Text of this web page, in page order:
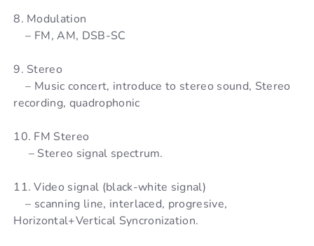
8. Modulation
– FM, AM, DSB-SC
9. Stereo
– Music concert, introduce to stereo sound, Stereo
recording, quadrophonic
10. FM Stereo
– Stereo signal spectrum.
11. Video signal (black-white signal)
– scanning line, interlaced, progresive,
Horizontal+Vertical Syncronization.